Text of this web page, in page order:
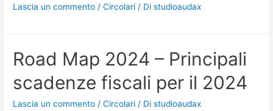
Lascia un commento /Circolari / Distudioaudax
Road Map 2024 – Principali
scadenze fiscali per il 2024
Lascia un commento /Circolari / Distudioaudax